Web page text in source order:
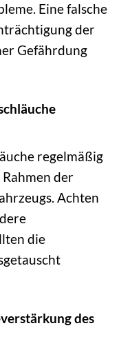
Eine falsche
der
Gefährdung
regelmäßig
der
Achten
die
des